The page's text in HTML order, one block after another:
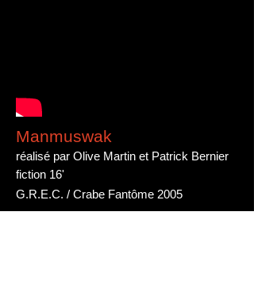
Manmuswak
réalisé par Olive Martin et Patrick Bernier
fiction 16'
G.R.E.C. / Crabe Fantôme 2005